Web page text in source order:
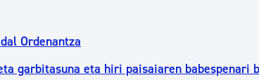
Ordenantza
garbitasuna eta hiri paisaiaren babespenari